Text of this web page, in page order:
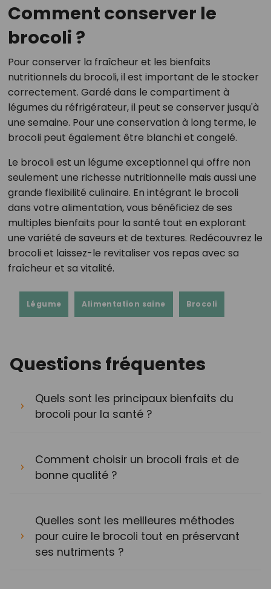
Comment conserver le
brocoli ?
Pour conserver la fraîcheur et les bienfaits
nutritionnels du brocoli, il est important de le stocker
correctement. Gardé dans le compartiment à
légumes du réfrigérateur, il peut se conserver jusqu'à
une semaine. Pour une conservation à long terme, le
brocoli peut également être blanchi et congelé.
Le brocoli est un légume exceptionnel qui offre non
seulement une richesse nutritionnelle mais aussi une
grande flexibilité culinaire. En intégrant le brocoli
dans votre alimentation, vous bénéficiez de ses
multiples bienfaits pour la santé tout en explorant
une variété de saveurs et de textures. Redécouvrez le
brocoli et laissez-le revitaliser vos repas avec sa
fraîcheur et sa vitalité.
Légume Alimentation saine Brocoli
Questions fréquentes
Quels sont les principaux bienfaits du
brocoli pour la santé ?
Comment choisir un brocoli frais et de
bonne qualité ?
Quelles sont les meilleures méthodes
pour cuire le brocoli tout en préservant
ses nutriments ?